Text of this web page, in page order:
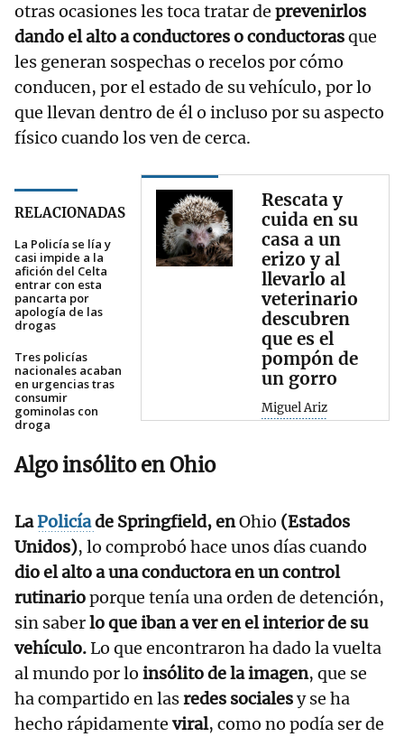
otras ocasiones les toca tratar de prevenirlos
dando el alto a conductores o conductorasque
les generan sospechas o recelos por cómo
conducen, por el estado de su vehículo, por lo
que llevan dentro de él o incluso por su aspecto
físico cuando los ven de cerca.
RELACIONADAS
La Policía se lía y
casi impide a la
afición del Celta
entrar con esta
pancarta por
apología de las
drogas
Tres policías
nacionales acaban
en urgencias tras
consumir
gominolas con
droga
Rescata y
cuida en su
casa a un
erizo y al
llevarlo al
veterinario
descubren
que es el
pompón de
un gorro
Miguel Ariz
Algo insólito en Ohio
LaPolicíade Springfield, enOhio (Estados
Unidos), lo comprobó hace unos días cuando
dio el alto a una conductora en un control
rutinarioporque tenía una orden de detención,
sin saberlo que iban a ver en el interior de su
vehículo.Lo que encontraron ha dado la vuelta
al mundo por lo insólito de la imagen, que se
ha compartido en lasredes socialesy se ha
hecho rápidamente viral, como no podía ser de